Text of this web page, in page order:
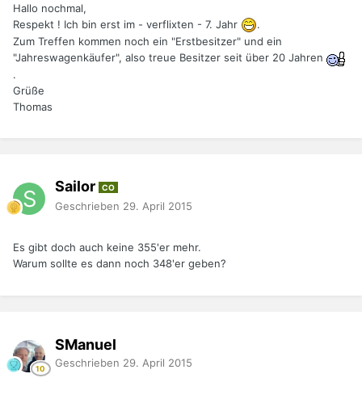
Hallo nochmal,
Respekt ! Ich bin erst im - verflixten - 7. Jahr
.
Zum Treffen kommen noch ein "Erstbesitzer" und ein
"Jahreswagenkäufer", also treue Besitzer seit über 20 Jahren
.
Grüße
Thomas
Sailor CO
Geschrieben 29. April 2015
Es gibt doch auch keine 355'er mehr.
Warum sollte es dann noch 348'er geben?
SManuel
Geschrieben 29. April 2015